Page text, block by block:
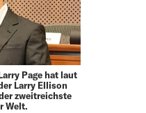
Page hat laut
Larry Ellison
zweitreichste
Welt.